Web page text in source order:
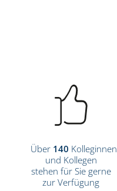
Über 140 Kolleginnen
und Kollegen
stehen für Sie gerne
zur Verfügung